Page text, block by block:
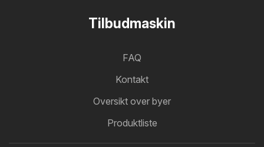
Tilbudmaskin
FAQ
Kontakt
Oversikt over byer
Produktliste